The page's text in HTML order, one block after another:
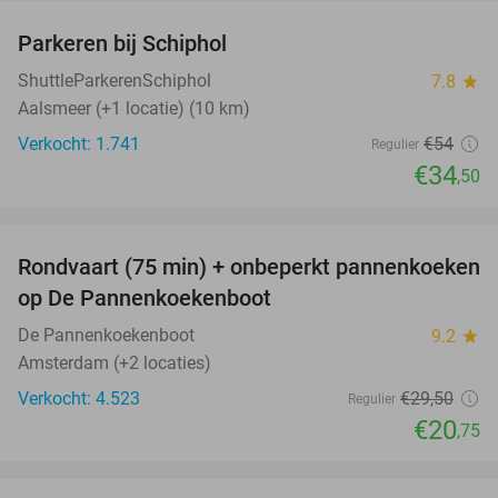
Parkeren bij Schiphol
ShuttleParkerenSchiphol 7.8 star
Aalsmeer (+1 locatie) (10 km)
Verkocht: 1.741
Regulier €54
€34,50
30%
Rondvaart (75 min) + onbeperkt pannenkoeken
op De Pannenkoekenboot
De Pannenkoekenboot 9.2 star
Amsterdam (+2 locaties)
Verkocht: 4.523
Regulier €29,50
€20,75